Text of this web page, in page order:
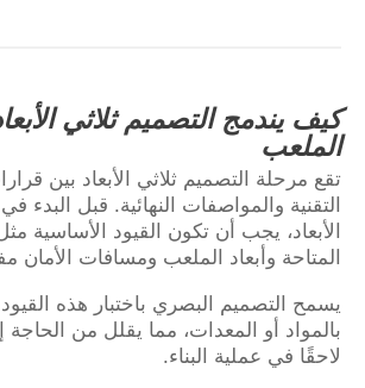
كيف يندمج التصميم ثلاثي
الملعب
تقع مرحلة التصميم ثلاثي الأبعاد بين
التقنية والمواصفات النهائية. قبل البدء
الأبعاد، يجب أن تكون القيود الأساسية
المتاحة وأبعاد الملعب ومسافات الأمان
يسمح التصميم البصري باختبار هذه القيود
بالمواد أو المعدات، مما يقلل من الحاجة
لاحقًا في عملية البناء.